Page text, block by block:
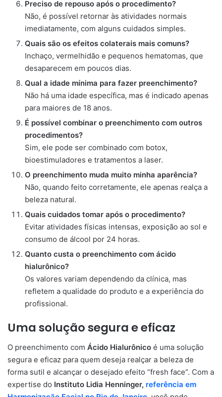
Preciso de repouso após o procedimento?
Não, é possível retornar às atividades normais
imediatamente, com alguns cuidados simples.
Quais são os efeitos colaterais mais comuns?
Inchaço, vermelhidão e pequenos hematomas, que
desaparecem em poucos dias.
Qual a idade mínima para fazer preenchimento?
Não há uma idade específica, mas é indicado apenas
para maiores de 18 anos.
É possível combinar o preenchimento com outros
procedimentos?
Sim, ele pode ser combinado com botox,
bioestimuladores e tratamentos a laser.
O preenchimento muda muito minha aparência?
Não, quando feito corretamente, ele apenas realça a
beleza natural.
Quais cuidados tomar após o procedimento?
Evitar atividades físicas intensas, exposição ao sol e
consumo de álcool por 24 horas.
Quanto custa o preenchimento com ácido
hialurônico?
Os valores variam dependendo da clínica, mas
refletem a qualidade do produto e a experiência do
profissional.
Uma solução segura e eficaz
O preenchimento com Ácido Hialurônico é uma solução
segura e eficaz para quem deseja realçar a beleza de
forma sutil e alcançar o desejado efeito “fresh face”. Com a
expertise do Instituto Lidia Henninger, referência em